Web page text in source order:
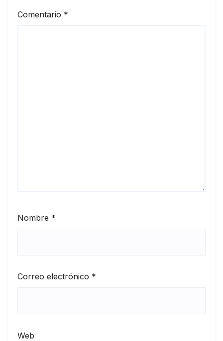
Comentario *
Nombre *
Correo electrónico *
Web